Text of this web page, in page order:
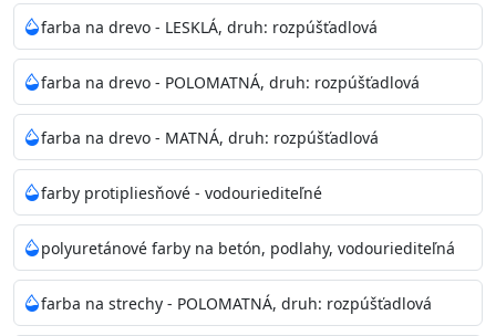
Informácie k aplikácií
Pred použitím farbu narieďte do 10% vodou podľa
spôsobu aplikácie. Dobre premiešajte a občas opakujte
aj počas náteru. Naneste jednu
vrstvu štetcom, valčekom alebo striekacou pištoľou
farba zasychá na dotyk po 30-60min./23°C po
dokonalom preschnutí minimálne 3-
4hod/23°C je možné aplikovať ďalšiu vrstvu náteru.
Doba schnutia je závislá na poveternostných
podmienkach s vyššou vlhkosťou a nižšou
teplotou sa doba schnutia predlžuje.
farba na drevo - LESKLÁ, druh: rozpúšťadlová
farba na drevo - POLOMATNÁ, druh: rozpúšťadlová
farba na drevo - MATNÁ, druh: rozpúšťadlová
farby protipliesňové - vodouriediteľné
polyuretánové farby na betón, podlahy, vodouriediteľná
farba na strechy - POLOMATNÁ, druh: rozpúšťadlová